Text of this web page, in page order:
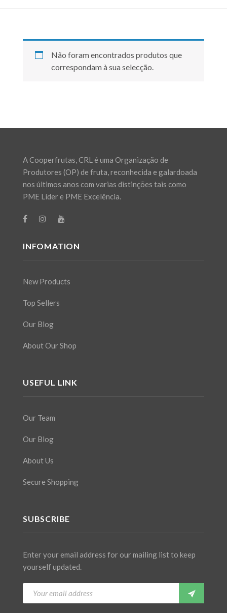
Não foram encontrados produtos que
correspondam à sua selecção.
A Cooperfrutas, CRL é uma Organização de
Produtores (OP) de fruta, reconhecida e galardoada
nos últimos anos com varias distinções tais como
PME Líder e PME Excelência.
INFOMATION
New Products
Top Sellers
Our Blog
About Our Shop
USEFUL LINK
Our Team
Our Blog
About Us
Secure Shopping
SUBSCRIBE
Enter your email address for our mailing list to keep
yourself updated.